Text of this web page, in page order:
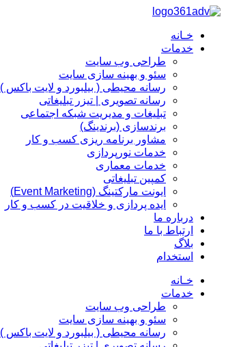
پرش
محتوا
خـانه
خدمات
طراحی وب سایت
سئو و بهینه سازی سایت
رسانه محیطی ( بیلبورد و لایت باکس )
رسانه تصویری | تیزر تبلیغاتی
تبلیغات و مدیریت شبکه اجتماعی
برندسازی (برندینگ)‌
مشاور برنامه ریزی کسب و کار
خدمات نورپردازی
خدمات معماری
کمپین تبلیغاتی
ایونت مارکتینگ (Event Marketing)
ایده پردازی و خلاقیت در کسب و کار
درباره ما
ارتباط با ما
بلاگ
استخدام
خـانه
خدمات
طراحی وب سایت
سئو و بهینه سازی سایت
رسانه محیطی ( بیلبورد و لایت باکس )